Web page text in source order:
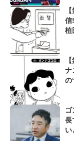
信
植
ナ
の
長
い